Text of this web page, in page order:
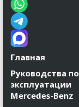
Главная
Руководства по
эксплуатации
Mercedes-Benz